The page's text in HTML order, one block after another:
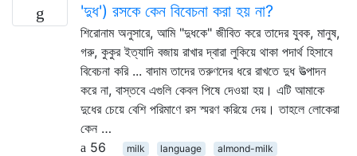
'দুধ') রসকে কেন বিবেচনা করা হয় না?
শিরোনাম অনুসারে, আমি "দুধকে" জীবিত করে তাদের যুবক, মানুষ,
গরু, কুকুর ইত্যাদি বজায় রাখার দ্বারা লুকিয়ে থাকা পদার্থ হিসাবে
বিবেচনা করি ... বাদাম তাদের তরুণদের ধরে রাখতে দুধ উত্পাদন
করে না, বাস্তবে এগুলি কেবল পিষে দেওয়া হয়। এটি আমাকে
দুধের চেয়ে বেশি পরিমাণে রস স্মরণ করিয়ে দেয়। তাহলে লোকেরা
কেন …
56
milk language almond-milk